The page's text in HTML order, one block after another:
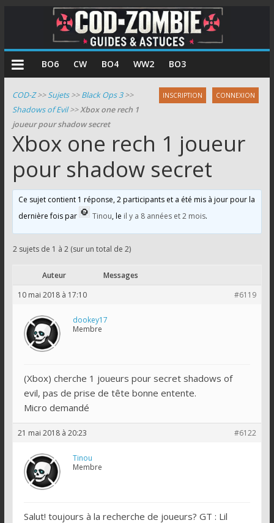
COD
Zombie
Guides
et
astuces
le
mode
zombie
de
Call
of
BO6 CW BO4 WW2 BO3
INSCRIPTION CONNEXION
COD-Z>>Sujets>>Black Ops 3>>
Shadows of Evil>>Xbox one rech 1
joueur pour shadow secret
Xbox one rech 1 joueur
pour shadow secret
Ce sujet contient 1 réponse, 2 participants et a été mis à jour pour la
dernière fois par
Tinou , le il y a 8 années et 2 mois.
2 sujets de 1 à 2 (sur un total de 2)
Auteur
Messages
10 mai 2018 à 17:10
#6119
dookey17
Membre
(Xbox) cherche 1 joueurs pour secret shadows of
evil, pas de prise de tête bonne entente.
Micro demandé
21 mai 2018 à 20:23 #6122
Tinou
Membre
Salut! toujours à la recherche de joueurs? GT : Lil